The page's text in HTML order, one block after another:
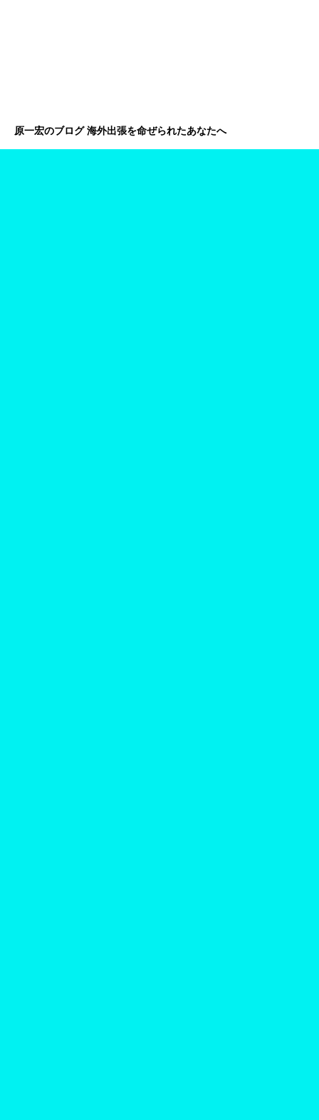
原一宏のブログ 海外出張を命ぜられたあなたへ